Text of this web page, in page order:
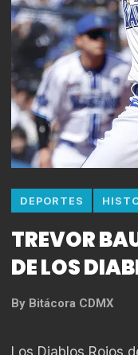
DEPORTES
TREVOR
DE LOS
By Bitácora CDMX
Los Diablos Rojos